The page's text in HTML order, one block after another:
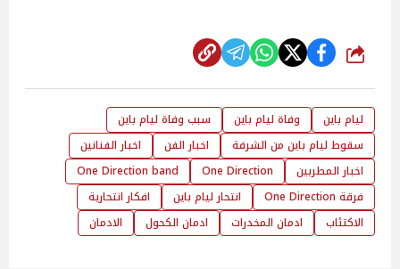
شارك
ليام باين وفاة ليام باين
سبب وفاة ليام باين
سقوط ليام باين من الشرفة
اخبار الفن
اخبار الفنانين
اخبار المطربين
One Direction
One Direction band
فرقة One Direction
انتحار ليام باين
افكار انتحارية
الاكتئاب
ادمان المخدرات ادمان الكحول الادمان